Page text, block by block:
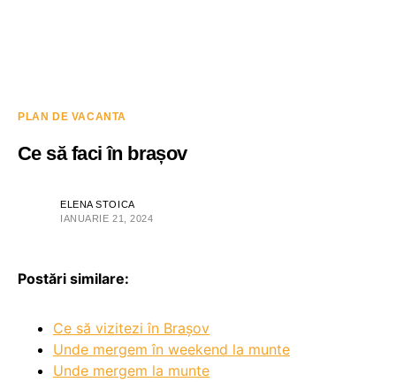
PLAN DE VACANTA
Ce să faci în brașov
ELENA STOICA
IANUARIE 21, 2024
Postări similare:
Ce să vizitezi în Brașov
Unde mergem în weekend la munte
Unde mergem la munte